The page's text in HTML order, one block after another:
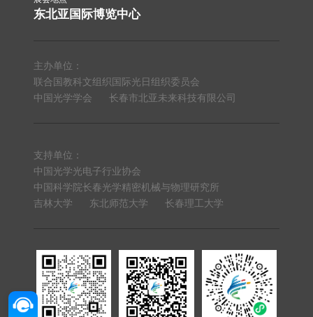
东北亚国际博览中心
主办单位：
联合国教科文组织国际光日组织委员会
中国光学学会
长春市北亚未来科技有限公司
支持单位：
中国光学光电子行业协会
中国科学院长春光学精密机械与物理研究所
吉林大学
东北师范大学 长春理工大学